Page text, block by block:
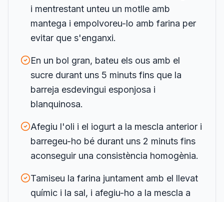
i mentrestant unteu un motlle amb
mantega i empolvoreu-lo amb farina per
evitar que s'enganxi.
En un bol gran, bateu els ous amb el
sucre durant uns 5 minuts fins que la
barreja esdevingui esponjosa i
blanquinosa.
Afegiu l'oli i el iogurt a la mescla anterior i
barregeu-ho bé durant uns 2 minuts fins
aconseguir una consistència homogènia.
Tamiseu la farina juntament amb el llevat
químic i la sal, i afegiu-ho a la mescla a